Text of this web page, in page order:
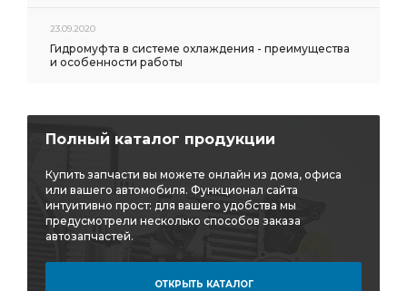
23.09.2020
Гидромуфта в системе охлаждения - преимущества
и особенности работы
Полный каталог продукции
Купить запчасти вы можете онлайн из дома, офиса
или вашего автомобиля. Функционал сайта
интуитивно прост: для вашего удобства мы
предусмотрели несколько способов заказа
автозапчастей.
ОТКРЫТЬ КАТАЛОГ